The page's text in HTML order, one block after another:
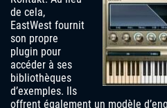
de cela,
EastWest fournit
son propre
plugin pour
accéder à ses
bibliothèques
d’exemples. Ils
offrent également un modèle